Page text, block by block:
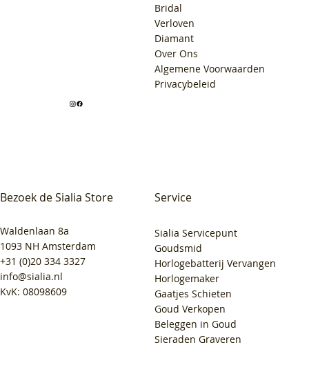
Bezoek de Sialia Store
Waldenlaan 8a
1093 NH Amsterdam
+31 (0)20 334 3327
info@sialia.nl
KvK: 08098609
Bridal
Verloven
Diamant
Over Ons
Algemene Voorwaarden
Privacybeleid
Service
Sialia Servicepunt
Goudsmid
Horlogebatterij Vervangen
Horlogemaker
Gaatjes Schieten
Goud Verkopen
Beleggen in Goud
Sieraden Graveren